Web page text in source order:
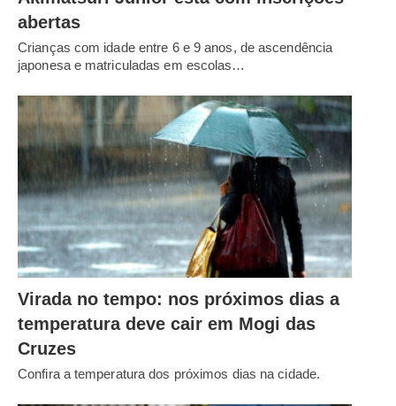
abertas
Crianças com idade entre 6 e 9 anos, de ascendência
japonesa e matriculadas em escolas…
Virada no tempo: nos próximos dias a
temperatura deve cair em Mogi das
Cruzes
Confira a temperatura dos próximos dias na cidade.